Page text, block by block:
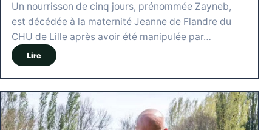
Un nourrisson de cinq jours, prénommée Zayneb,
est décédée à la maternité Jeanne de Flandre du
CHU de Lille après avoir été manipulée par…
Lire